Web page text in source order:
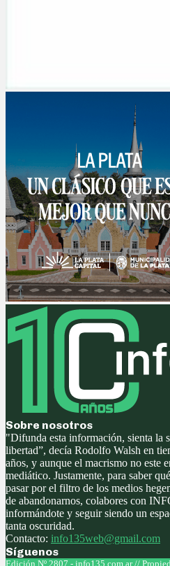
Sobre nosotros
"Difunda esta información, sienta la
libertad”, decía Rodolfo Walsh en
años, y aunque el macrismo no este
mediático. Justamente, para saber
pasar por el filtro de los medios
de abandonarnos, colabores con
informándote y seguir siendo un
tanta oscuridad.
Contacto: info135web@gmail.com
Síguenos
Facebook
Twitter
Instagram
Youtube
Edición Nº 2807 - info135.com.ar //